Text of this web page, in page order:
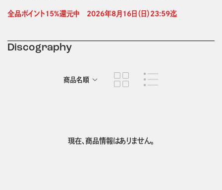
全品ポイント15%還元中　2026年8月16日（日）23:59迄
Discography
商品名順
現在、商品情報はありません。